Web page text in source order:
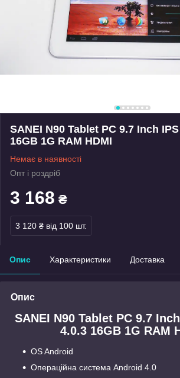
SANEI N90 Tablet PC 9.7 Inch
16GB 1G RAM HDMI
Немає в наявності
Опт і роздріб
3 168 ₴
3 120 ₴ від 100 шт.
Опис Характеристики Доставка
Опис
SANEI N90 Tablet PC 9.7
4.0.3 16GB 1G RAM
OS Android
Операційна система Android 4.0